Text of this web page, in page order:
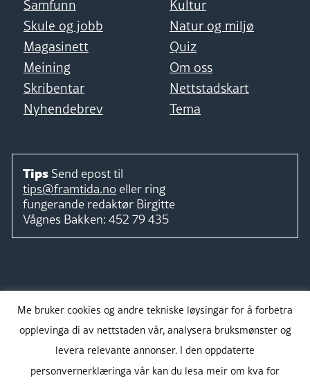
Samfunn
Kultur
Skule og jobb
Natur og miljø
Magasinett
Quiz
Meining
Om oss
Skribentar
Nettstadskart
Nyhendebrev
Tema
Tips Send epost til
tips@framtida.no eller ring
fungerande redaktør Birgitte
Vågnes Bakken: 452 79 435
Takk for støtta:
Me bruker cookies og andre tekniske løysingar for å forbetra
opplevinga di av nettstaden vår, analysera bruksmønster og
levera relevante annonser. I den oppdaterte
personvernerklæringa vår kan du lesa meir om kva for